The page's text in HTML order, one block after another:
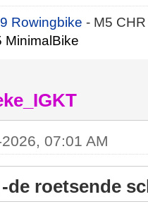
Rowingbike- M5
MinimalBike
07:01 AM
de roetsende